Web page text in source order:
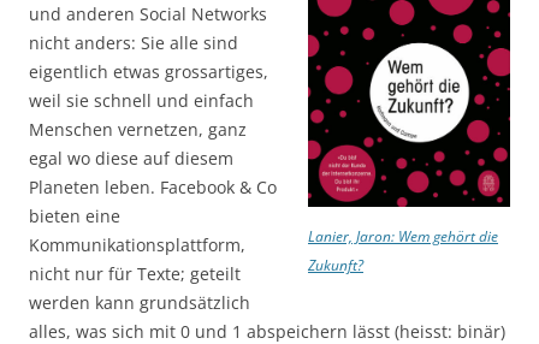
Lanier, Jaron: Wem gehört die
Zukunft?
und anderen Social Networks
nicht anders: Sie alle sind
eigentlich etwas grossartiges,
weil sie schnell und einfach
Menschen vernetzen, ganz
egal wo diese auf diesem
Planeten leben. Facebook & Co
bieten eine
Kommunikationsplattform,
nicht nur für Texte; geteilt
werden kann grundsätzlich
alles, was sich mit 0 und 1 abspeichern lässt (heisst: binär)